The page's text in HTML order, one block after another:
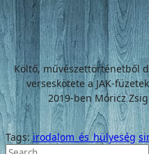
Költő, művészettörténetből
verseskötete a JAK-
2019-ben Móricz
Tags:irodalom_és_hülyeség